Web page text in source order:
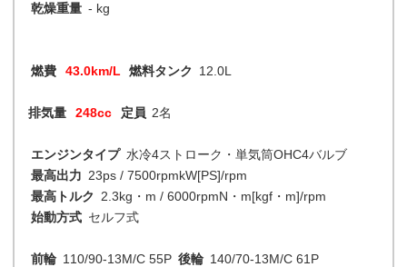
乾燥重量 - kg
燃費 43.0km/L 燃料タンク 12.0L
排気量 248cc 定員 2名
エンジンタイプ 水冷4ストローク・単気筒OHC4バルブ
最高出力 23ps / 7500rpmkW[PS]/rpm
最高トルク
2.3kg・m / 6000rpmN・m[kgf・m]/rpm
始動方式 セルフ式
前輪 110/90-13M/C 55P 後輪 140/70-13M/C 61P